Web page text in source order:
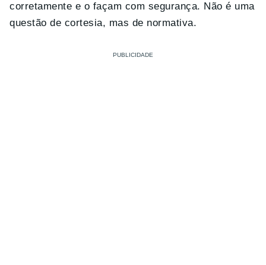
corretamente e o façam com segurança. Não é uma
questão de cortesia, mas de normativa.